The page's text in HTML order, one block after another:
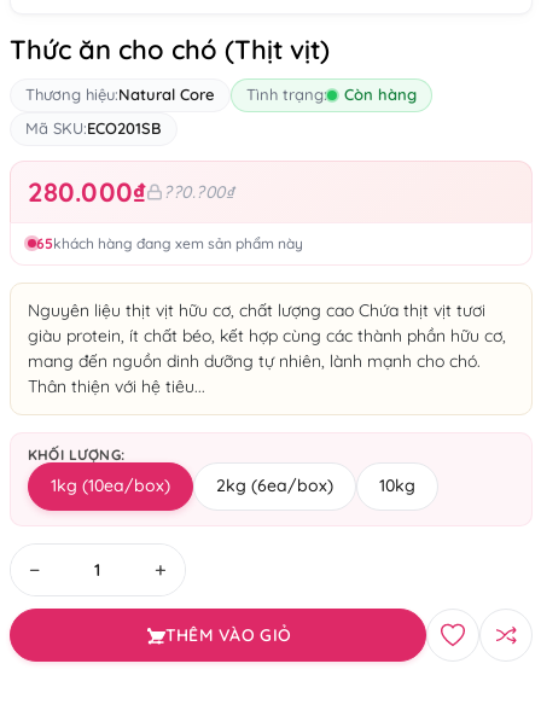
Thức ăn cho chó (Thịt vịt)
Thương hiệu:Natural Core Tình trạng:
Còn hàng
Mã SKU:ECO201SB
280.000₫ ??0.?00₫
65khách hàng đang xem sản phẩm này
Nguyên liệu thịt vịt hữu cơ, chất lượng cao Chứa thịt vịt tươi
giàu protein, ít chất béo, kết hợp cùng các thành phần hữu cơ,
mang đến nguồn dinh dưỡng tự nhiên, lành mạnh cho chó.
Thân thiện với hệ tiêu...
KHỐI LƯỢNG:
1kg (10ea/box) 2kg (6ea/box) 10kg
− +
THÊM VÀO GIỎ